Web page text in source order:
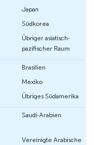
Japan
Südkorea
Übriger asiatisch-
pazifischer Raum
Brasilien
Mexiko
Übriges Südamerika
Saudi-Arabien
Vereinigte Arabische